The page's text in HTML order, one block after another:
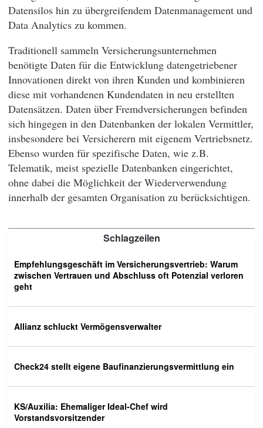
Datensilos hin zu übergreifendem Datenmanagement und
Data Analytics zu kommen.
Traditionell sammeln Versicherungsunternehmen
benötigte Daten für die Entwicklung datengetriebener
Innovationen direkt von ihren Kunden und kombinieren
diese mit vorhandenen Kundendaten in neu erstellten
Datensätzen. Daten über Fremdversicherungen befinden
sich hingegen in den Datenbanken der lokalen Vermittler,
insbesondere bei Versicherern mit eigenem Vertriebsnetz.
Ebenso wurden für spezifische Daten, wie z.B.
Telematik, meist spezielle Datenbanken eingerichtet,
ohne dabei die Möglichkeit der Wiederverwendung
innerhalb der gesamten Organisation zu berücksichtigen.
Schlagzeilen
Empfehlungsgeschäft im Versicherungsvertrieb: Warum
zwischen Vertrauen und Abschluss oft Potenzial verloren
geht
Allianz schluckt Vermögensverwalter
Check24 stellt eigene Baufinanzierungsvermittlung ein
KS/Auxilia: Ehemaliger Ideal-Chef wird
Vorstandsvorsitzender